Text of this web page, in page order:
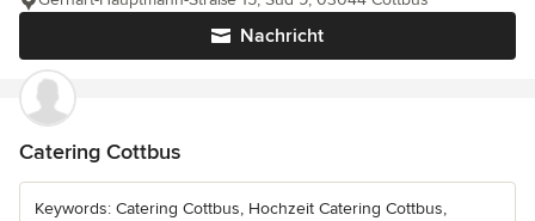
Nachricht
Catering Cottbus
Keywords: Catering Cottbus, Hochzeit Catering Cottbus,